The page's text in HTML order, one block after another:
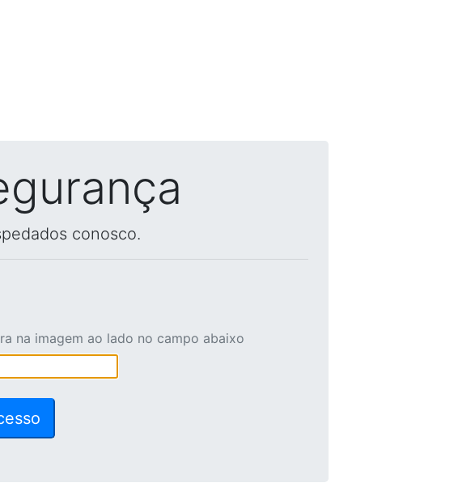
conosco.
na imagem ao lado no campo abaixo